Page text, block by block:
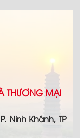
THƯƠNG MẠI
Ninh Khánh, TP